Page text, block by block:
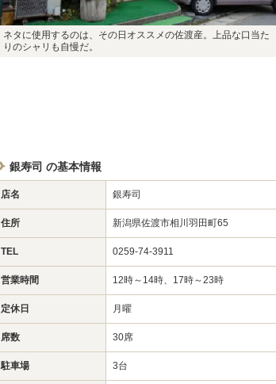
ネタに使用するのは、その日オススメの佐渡産。上品な口当た
りのシャリも自慢だ。
銀寿司 の基本情報
店名 銀寿司
住所 新潟県佐渡市相川羽田町65
TEL 0259-74-3911
営業時間 12時～14時、17時～23時
定休日 月曜
席数 30席
駐車場 3台